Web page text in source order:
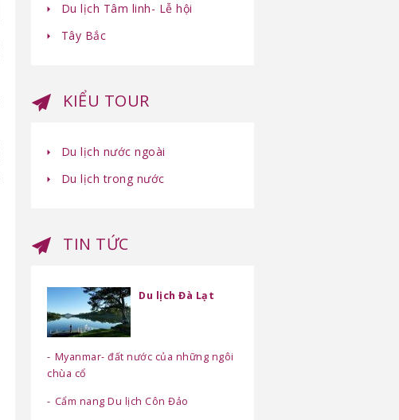
Du lịch Tâm linh- Lễ hội
Tây Bắc
KIỂU TOUR
Du lịch nước ngoài
Du lịch trong nước
TIN TỨC
Du lịch Đà Lạt
Myanmar- đất nước của những ngôi
chùa cổ
Cẩm nang Du lịch Côn Đảo